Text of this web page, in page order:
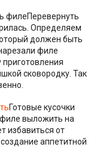
филеПеревернуть
Определяем
должен быть
филе
сковородку. Так
Готовые кусочки
филе выложить на
избавиться от
аппетитной